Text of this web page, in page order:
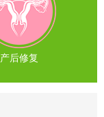
产后修复